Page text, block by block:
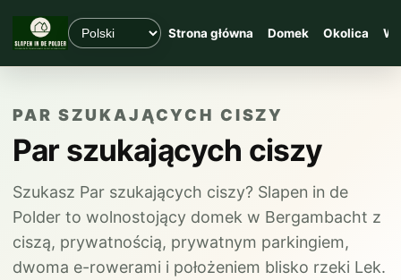
Strona główna Domek Okolica
PAR SZUKAJĄCYCH CISZY
Par szukających ciszy
Szukasz Par szukających ciszy? Slapen in de
Polder to wolnostojący domek w Bergambacht z
ciszą, prywatnością, prywatnym parkingiem,
dwoma e-rowerami i położeniem blisko rzeki Lek.